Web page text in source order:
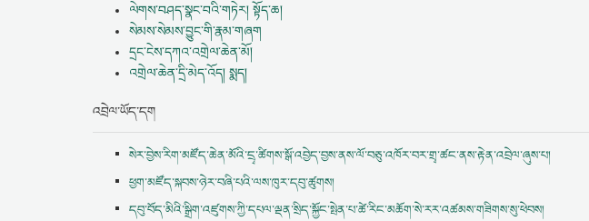
ལེགས་བཤད་སྣང་བའི་གཏེར། སྟོད་ཆ།
སེམས་སེམས་བྱུང་གི་རྣམ་གཞག
དྲང་ངེས་དཀའ་འགྲེལ་ཆེན་མོ།
འགྲེལ་ཆེན་དྲི་མེད་འོད། སྨད།
འབྲེལ་ཡོད་དག
སེར་བྱེས་རིག་མཛོད་ཆེན་མོའི་དྲྭ་ཚིགས་སྒོ་འབྱེད་བྱས་ནས་ལོ་བཅུ་འཁོར་བར་གྲྭ་ཚང་ནས་རྟེན་འབྲེལ་ཞུས་པ།
ཕྱག་མཛོད་སྐབས་ཉེར་བཞི་པའི་ལས་ཁུར་དབུ་ཚུགས།
དབུ་བོད་མིའི་སྒྲིག་འཛུགས་ཀྱི་དཔལ་ལྡན་སྲིད་སྐྱོང་སྤེན་པ་ཚེ་རིང་མཆོག་སེ་རར་འཚམས་གཟིགས་སུ་ཕེབས།